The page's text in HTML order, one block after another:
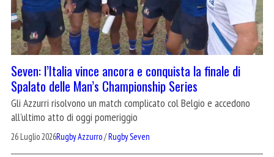
Seven: l’Italia vince ancora e conquista la finale di
Spalato delle Man’s Championship Series
Gli Azzurri risolvono un match complicato col Belgio e accedono
all'ultimo atto di oggi pomeriggio
26 Luglio 2026Rugby Azzurro/Rugby Seven